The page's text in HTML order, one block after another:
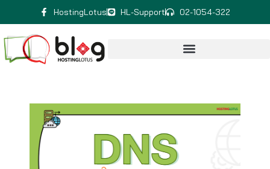
HostingLotus HL-Support 02-1054-322